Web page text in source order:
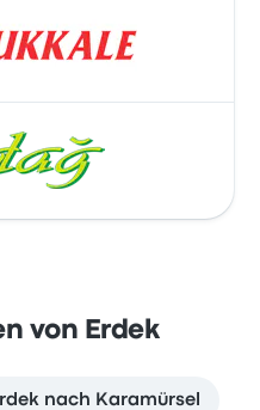
von Erdek
nach Karamürsel